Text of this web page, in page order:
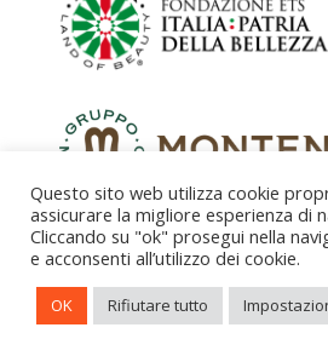
CREDITS – © FONDAZIONE
D’ARTE ETS
Questo sito web utilizza cookie
assicurare la migliore esperienza di
Cliccando su "ok" prosegui nella
e acconsenti all’utilizzo dei cookie.
OK Rifiutare tutto